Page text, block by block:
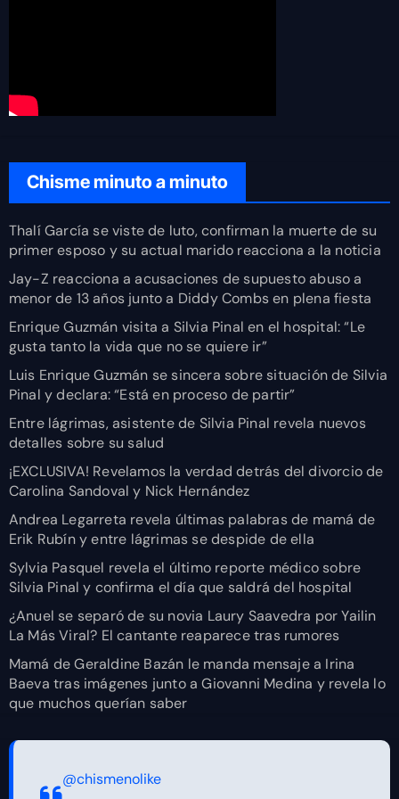
Chisme minuto a minuto
Thalí García se viste de luto, confirman la muerte de su
primer esposo y su actual marido reacciona a la noticia
Jay-Z reacciona a acusaciones de supuesto abuso a
menor de 13 años junto a Diddy Combs en plena fiesta
Enrique Guzmán visita a Silvia Pinal en el hospital: “Le
gusta tanto la vida que no se quiere ir”
Luis Enrique Guzmán se sincera sobre situación de Silvia
Pinal y declara: “Está en proceso de partir”
Entre lágrimas, asistente de Silvia Pinal revela nuevos
detalles sobre su salud
¡EXCLUSIVA! Revelamos la verdad detrás del divorcio de
Carolina Sandoval y Nick Hernández
Andrea Legarreta revela últimas palabras de mamá de
Erik Rubín y entre lágrimas se despide de ella
Sylvia Pasquel revela el último reporte médico sobre
Silvia Pinal y confirma el día que saldrá del hospital
¿Anuel se separó de su novia Laury Saavedra por Yailin
La Más Viral? El cantante reaparece tras rumores
Mamá de Geraldine Bazán le manda mensaje a Irina
Baeva tras imágenes junto a Giovanni Medina y revela lo
que muchos querían saber
@chismenolike